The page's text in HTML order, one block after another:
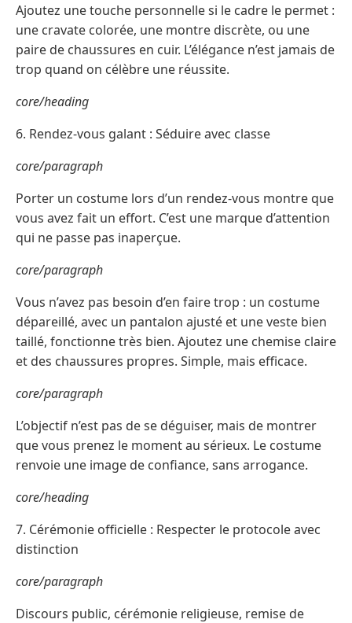
Ajoutez une touche personnelle si le cadre le permet :
une cravate colorée, une montre discrète, ou une
paire de chaussures en cuir. L’élégance n’est jamais de
trop quand on célèbre une réussite.
core/heading
6. Rendez-vous galant : Séduire avec classe
core/paragraph
Porter un costume lors d’un rendez-vous montre que
vous avez fait un effort. C’est une marque d’attention
qui ne passe pas inaperçue.
core/paragraph
Vous n’avez pas besoin d’en faire trop : un costume
dépareillé, avec un pantalon ajusté et une veste bien
taillé, fonctionne très bien. Ajoutez une chemise claire
et des chaussures propres. Simple, mais efficace.
core/paragraph
L’objectif n’est pas de se déguiser, mais de montrer
que vous prenez le moment au sérieux. Le costume
renvoie une image de confiance, sans arrogance.
core/heading
7. Cérémonie officielle : Respecter le protocole avec
distinction
core/paragraph
Discours public, cérémonie religieuse, remise de